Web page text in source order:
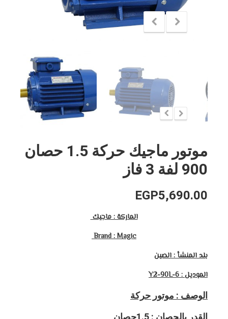
موتور ماجيك حركة 1.5 حصان
900 لفة 3 فاز
EGP5,690.00
الماركة : ماجيك
Brand : Magic
بلد المنشأ : الصين
الموديل : Y2-90L-6
الوصف : موتور حركة
القدر بالحصان : 1.5حصان